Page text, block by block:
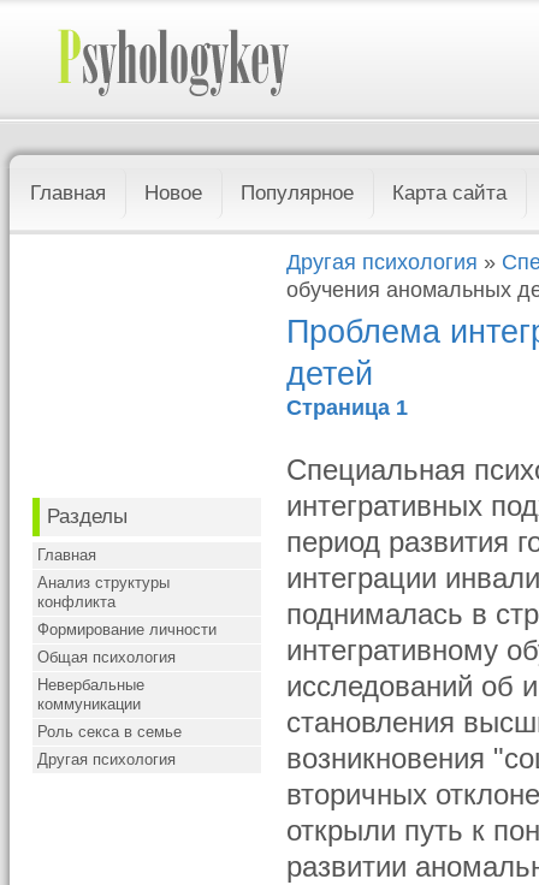
Главная Новое Популярное Карта сайта
Разделы
Главная
Анализ структуры
конфликта
Формирование личности
Общая психология
Невербальные
коммуникации
Роль секса в семье
Другая психология
Другая психология »
обучения аномальных
Проблема
детей
Страница 1
Специальная
интегративных
период развития
интеграции
поднималась в
интегративному
исследований об
становления
возникновения
вторичных
открыли путь к
развитии